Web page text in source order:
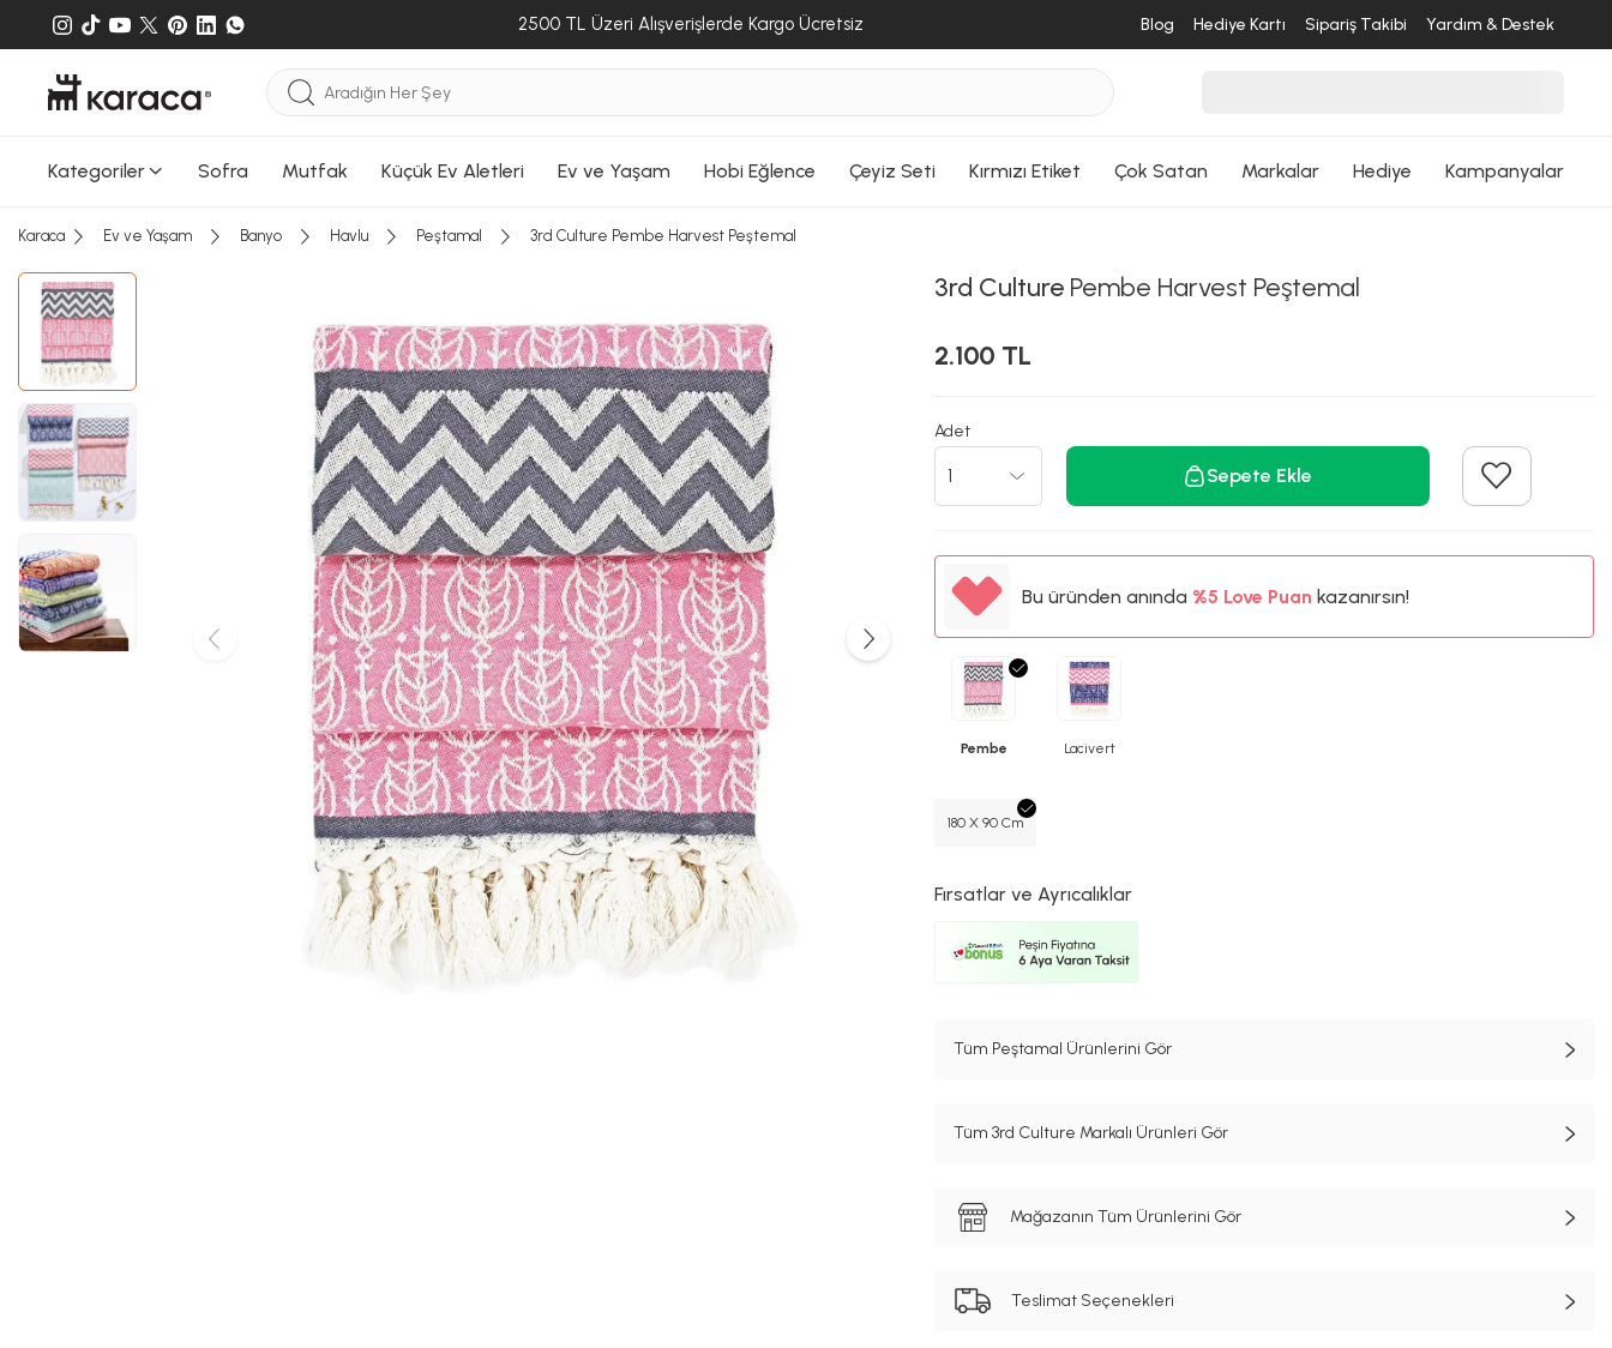
2500 TL Üzeri Alışverişlerde Kargo Ücretsiz Blog Hediye Kartı Sipariş Takibi Yardım & Destek
Kategoriler Sofra Mutfak Küçük Ev Aletleri Ev ve Yaşam Hobi Eğlence Çeyiz Seti Kırmızı Etiket Çok Satan Markalar Hediye Kampanyalar
Karaca Ev ve Yaşam Banyo Havlu Peştamal 3rd Culture Pembe Harvest Peştemal
3rd Culture Pembe Harvest Peştemal
2.100 TL
Adet
Sepete Ekle
Bu üründen anında %5
%5
Love Puan kazanırsın!
Pembe Lacivert
180 X 90 Cm
Fırsatlar ve Ayrıcalıklar
Tüm Peştamal Ürünlerini Gör
Tüm 3rd Culture Markalı Ürünleri Gör
Mağazanın Tüm Ürünlerini Gör
Teslimat Seçenekleri